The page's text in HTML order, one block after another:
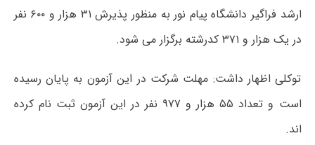
ارشد فراگیر دانشگاه پیام نور به منظور پذیرش ۳۱ هزار و ۶۰۰ نفر
در یک هزار و ۳۷۱ کدرشته برگزار می شود.
توکلی اظهار داشت: مهلت شرکت در این آزمون به پایان رسیده
است و تعداد ۵۵ هزار و ۹۷۷ نفر در این آزمون ثبت نام کرده
اند.